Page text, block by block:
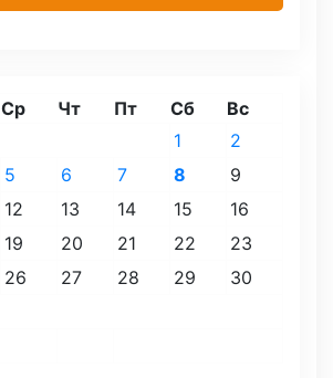
Ср Чт Пт Сб Вс
1
2
5 6 7 8
9
12 13 14 15
16
19 20 21 22
23
26 27 28 29
30